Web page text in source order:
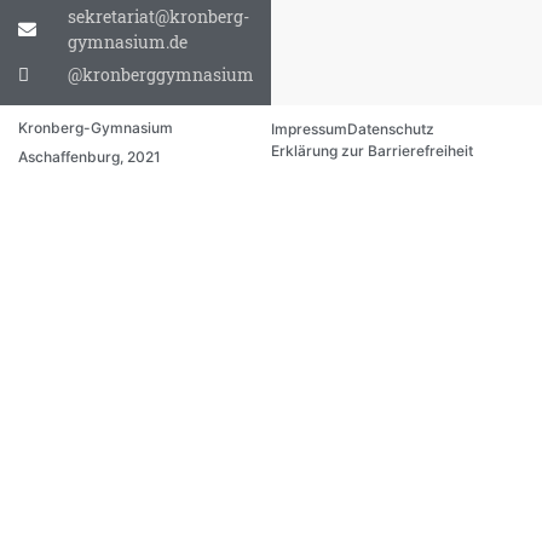
sekretariat@kronberg-
gymnasium.de
@kronberggymnasium
Kronberg-Gymnasium
Aschaffenburg, 2021
ImpressumDatenschutz
Erklärung zur Barrierefreiheit